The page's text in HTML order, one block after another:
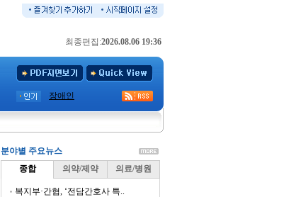
최종편집:2026.08.06 19:36
장애인
분야별 주요뉴스
종합
의약/제약 의료/병원
복지부·간협, ‘전담간호사 특..